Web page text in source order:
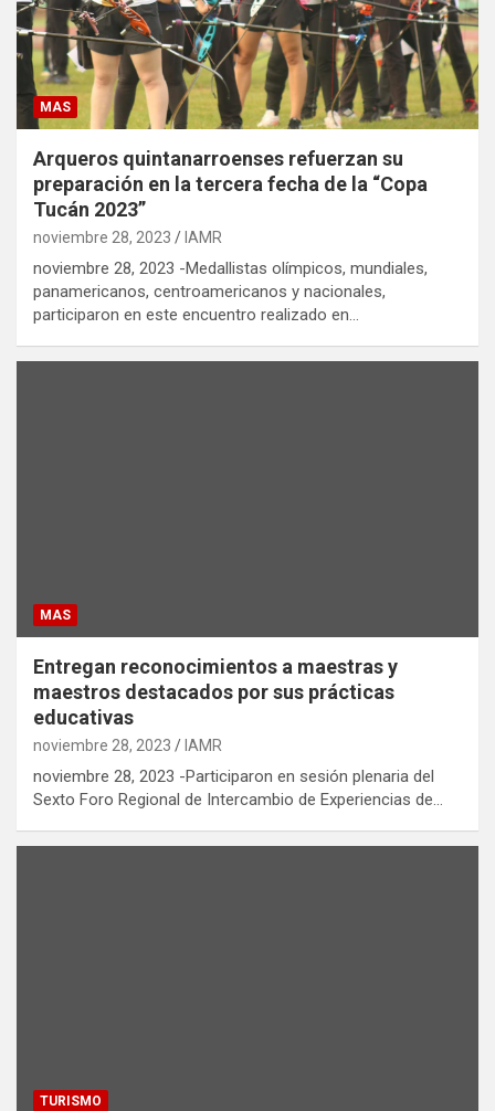
MAS
Arqueros quintanarroenses refuerzan su
preparación en la tercera fecha de la “Copa
Tucán 2023”
noviembre 28, 2023 IAMR
noviembre 28, 2023 -Medallistas olímpicos, mundiales,
panamericanos, centroamericanos y nacionales,
participaron en este encuentro realizado en…
MAS
Entregan reconocimientos a maestras y
maestros destacados por sus prácticas
educativas
noviembre 28, 2023 IAMR
noviembre 28, 2023 -Participaron en sesión plenaria del
Sexto Foro Regional de Intercambio de Experiencias de…
TURISMO